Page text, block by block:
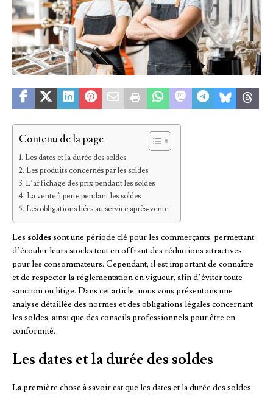
Contenu de la page
Les dates et la durée des soldes
Les produits concernés par les soldes
L’affichage des prix pendant les soldes
La vente à perte pendant les soldes
Les obligations liées au service après-vente
Les soldessont une période clé pour les commerçants, permettant
d’écouler leurs stocks tout en offrant des réductions attractives
pour les consommateurs. Cependant, il est important de connaître
et de respecter la réglementation en vigueur, afin d’éviter toute
sanction ou litige. Dans cet article, nous vous présentons une
analyse détaillée des normes et des obligations légales concernant
les soldes, ainsi que des conseils professionnels pour être en
conformité.
Les dates et la durée des soldes
La première chose à savoir est que les dates et la durée des soldes